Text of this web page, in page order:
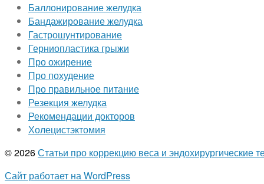
Баллонирование желудка
Бандажирование желудка
Гастрошунтирование
Герниопластика грыжи
Про ожирение
Про похудение
Про правильное питание
Резекция желудка
Рекомендации докторов
Холецистэктомия
© 2026Статьи про коррекцию веса и эндохирургические
Сайт работает на WordPress